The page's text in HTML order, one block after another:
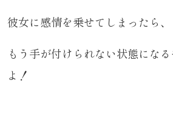
彼女に感情を乗せてしまったら、
もう手が付けられない状態にな
よ！